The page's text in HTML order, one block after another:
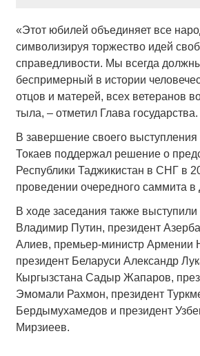
«Этот юбилей объединяет все
символизируя торжество идей
справедливости. Мы всегда
беспримерный в истории
отцов и матерей, всех ветеранов
тыла, – отметил Глава государства.
В завершение своего
Токаев поддержал решение о
Республики Таджикистан в СНГ в
проведении очередного саммита
В ходе заседания также
Владимир Путин, президент
Алиев, премьер-министр Армении
президент Беларуси Александр
Кыргызстана Садыр Жапаров,
Эмомали Рахмон, президент
Бердымухамедов и президент
Мирзиеев.